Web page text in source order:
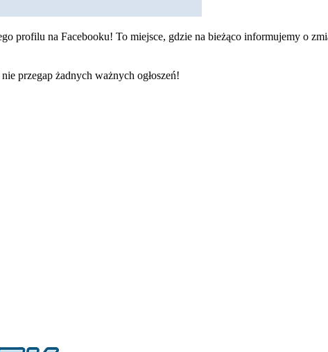
profilu na Facebooku! To miejsce, gdzie na bieżąco informujemy o
przegap żadnych ważnych ogłoszeń!